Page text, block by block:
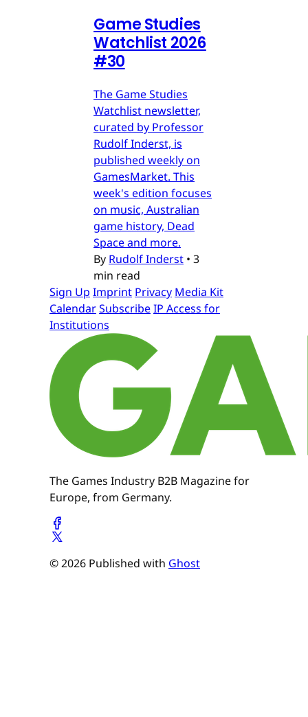
Game Studies
Watchlist 2026
#30
The Game Studies
Watchlist newsletter,
curated by Professor
Rudolf Inderst, is
published weekly on
GamesMarket. This
week's edition focuses
on music, Australian
game history, Dead
Space and more.
By Rudolf Inderst • 3
min read
Sign Up Imprint Privacy Media Kit
CalendarSubscribeIP Access for
Institutions
The Games Industry B2B Magazine for
Europe, from Germany.
© 2026 Published with Ghost